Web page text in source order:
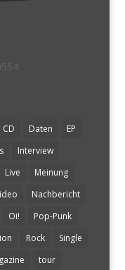
CD Daten
EP
Interview
Live
Meinung
Nachbericht
Oi!
Pop-Punk
Rock
Single
tour